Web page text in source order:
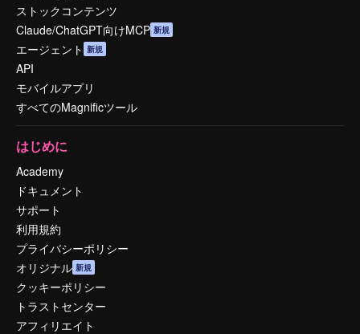
ストックコンテンツ
Claude/ChatGPT向けMCP 新規
エージェント 新規
API
モバイルアプリ
すべてのMagnificツール
はじめに
Academy
ドキュメント
サポート
利用規約
プライバシーポリシー
オリジナル 新規
クッキーポリシー
トラストセンター
アフィリエイト